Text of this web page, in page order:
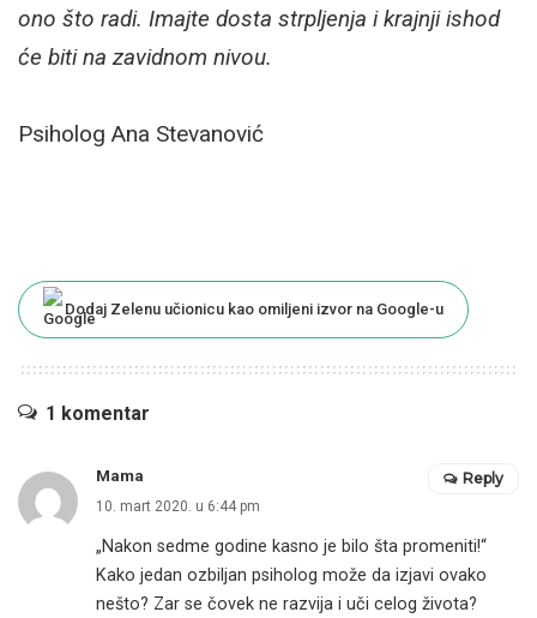
ono što radi. Imajte dosta strpljenja i krajnji ishod
će biti na zavidnom nivou.
Psiholog Ana Stevanović
Dodaj Zelenu učionicu kao omiljeni izvor na Google-u
1 komentar
Mama
10. mart 2020. u 6:44 pm
„Nakon sedme godine kasno je bilo šta promeniti!“
Kako jedan ozbiljan psiholog može da izjavi ovako
nešto? Zar se čovek ne razvija i uči celog života?
Reply